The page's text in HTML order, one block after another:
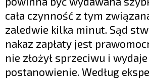
cała czynność z tym
zaledwie kilka minut. Sąd
nakaz zapłaty jest
nie złożył sprzeciwu i wydaje
postanowienie. Według